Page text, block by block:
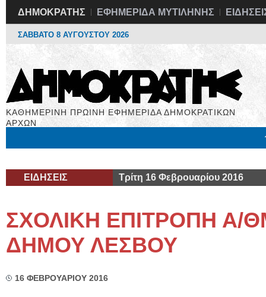
ΔΗΜΟΚΡΑΤΗΣ ΕΦΗΜΕΡΙΔΑ ΜΥΤΙΛΗΝΗΣ
ΣΑΒΒΑΤΟ 8 ΑΥΓΟΥΣΤΟΥ 2026
ΚΑΘΗΜΕΡΙΝΗ ΠΡΩΙΝΗ ΕΦΗΜΕΡΙΔΑ ΔΗΜΟΚΡΑΤΙΚΩΝ
ΑΡΧΩΝ
ΕΙΔΗΣΕΙΣ Τρίτη 16 Φεβρουαρίου 2016
ΣΧΟΛΙΚΗ ΕΠΙΤΡΟΠΗ Α/
ΔΗΜΟΥ ΛΕΣΒΟΥ
16 ΦΕΒΡΟΥΑΡΙΟΥ 2016